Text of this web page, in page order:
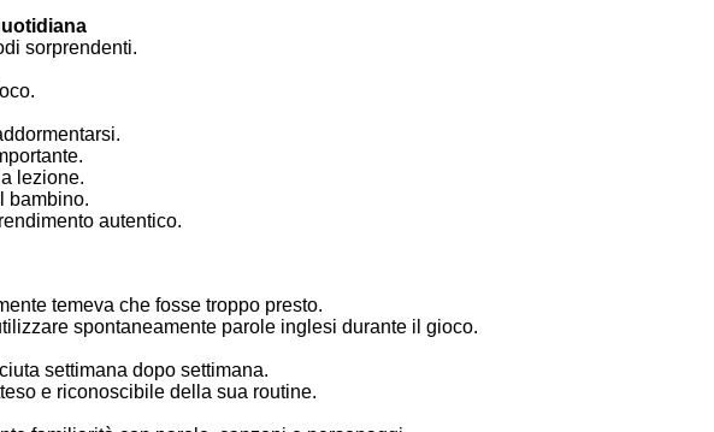
sorprendenti.
lezione.
bambino.
autentico.
temeva che fosse troppo presto.
spontaneamente parole inglesi durante il gioco.
settimana dopo settimana.
e riconoscibile della sua routine.